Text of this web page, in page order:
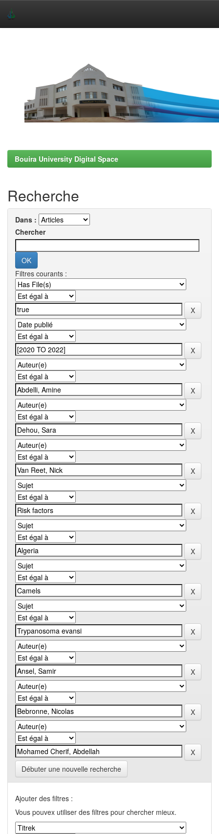
Bouira University Digital Space
Recherche
Dans :
Chercher
Filtres courants :
Débuter une nouvelle recherche
Ajouter des filtres :
Vous pouvex utiliser des filtres pour chercher mieux.